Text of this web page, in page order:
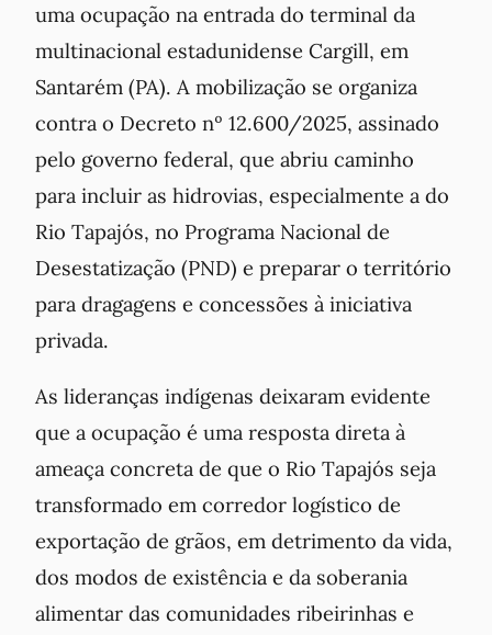
uma ocupação na entrada do terminal da
multinacional estadunidense Cargill, em
Santarém (PA). A mobilização se organiza
contra o Decreto nº 12.600/2025, assinado
pelo governo federal, que abriu caminho
para incluir as hidrovias, especialmente a do
Rio Tapajós, no Programa Nacional de
Desestatização (PND) e preparar o território
para dragagens e concessões à iniciativa
privada.
As lideranças indígenas deixaram evidente
que a ocupação é uma resposta direta à
ameaça concreta de que o Rio Tapajós seja
transformado em corredor logístico de
exportação de grãos, em detrimento da vida,
dos modos de existência e da soberania
alimentar das comunidades ribeirinhas e